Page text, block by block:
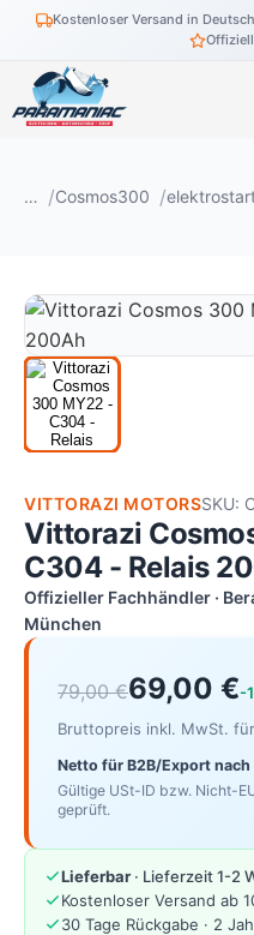
Kostenloser Versand in
… Cosmos300
VITTORAZI MOTORSSKU:
Vittorazi
C304 - Relais
Offizieller Fachhändler ·
München
79,00 €69,00 €-
Bruttopreis inkl. MwSt.
Netto für B2B/Export
Gültige USt-ID bzw. Nicht-
geprüft.
Lieferbar · Lieferzeit 1-2
Kostenloser Versand ab
30 Tage Rückgabe · 2